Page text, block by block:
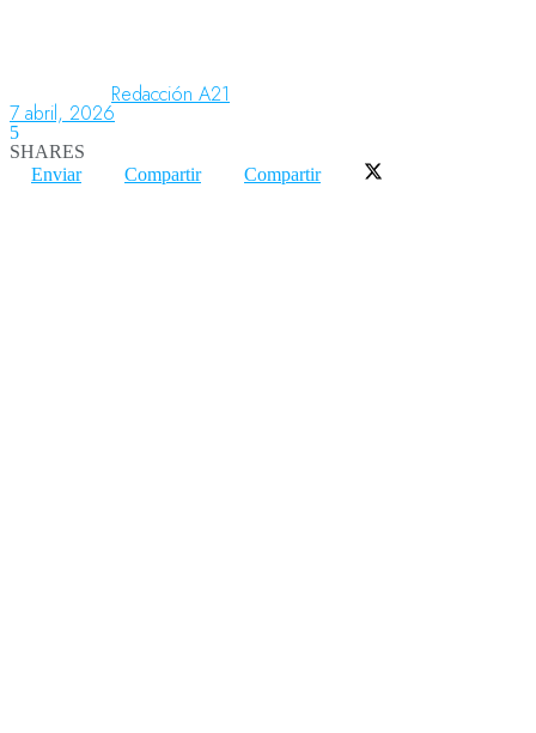
Organismos
Aeroespacial
Redacción A21
7 abril, 2026
5
SHARES
Enviar
Compartir Compartir